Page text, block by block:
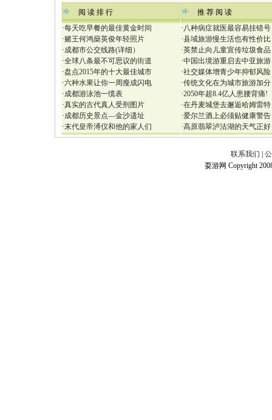
阅 读 排 行
·每天吃早餐的最佳黄金时间
·赌王何鸿燊英俊年轻照片
·成都市公交线路(详细）
·全球八条最不可思议的街道
·盘点2015年的十大最佳城市
·六种水果让你一周瘦成闪电
·成都游泳池一缆表
·真实的古代真人受刑图片
·成都历史景点—金沙遗址
·末代皇帝溥仪和他的家人们
推 荐 阅 读
·八种病症就医最容易挂错号
·县域旅游慢生活也有性价比
·英禁止向儿童宣传垃圾食品
·中国出境游重启去中亚旅游
·社交媒体增青少年抑郁风险
·传统文化在为城市旅游加分
·2050年超8.4亿人患腰背痛!
·在丹麦城堡去邂逅哈姆雷特
·爱尔兰酒上必须贴健康警告
·高原翡翠泸沽湖的天气正好
联系我们
耍游网 Copyright